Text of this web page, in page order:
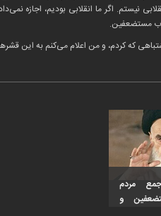
نیستم. اگر ما انقلابی بودیم، اجازه
مستضعفین.
که کردم، و من اعلام می‌کنم به این
مردم
و